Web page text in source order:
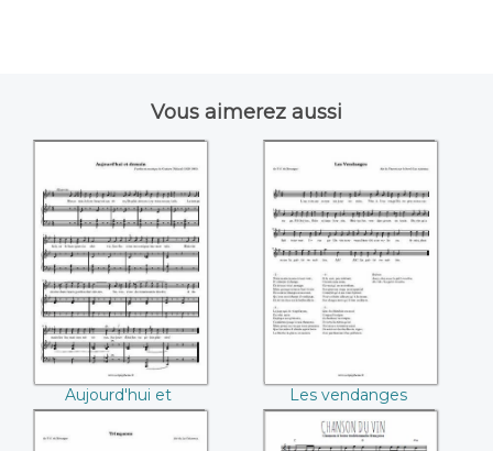
Vous aimerez aussi
Aujourd'hui et
demain (Gustave
Nadaud)
Aujourd'hui et
demain (Gustave
Nadaud)
Les vendanges
(Pierre-Jean de
Béranger)
Les vendanges
(Pierre-Jean de
Béranger)